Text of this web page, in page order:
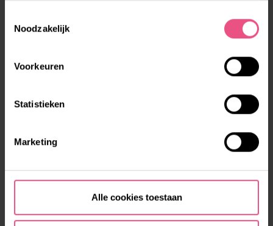
Noodzakelijk
Voorkeuren
Statistieken
Marketing
Alle cookies toestaan
AUTIGYM
fitnessclub om de hoek voor te veel ...
LEES MEER